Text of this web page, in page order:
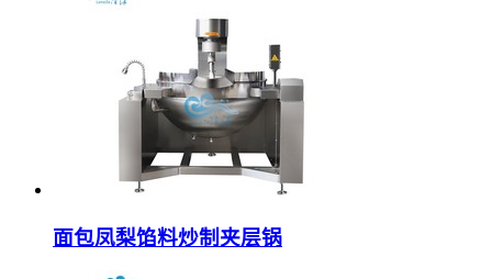
面包凤梨馅料炒制夹层锅